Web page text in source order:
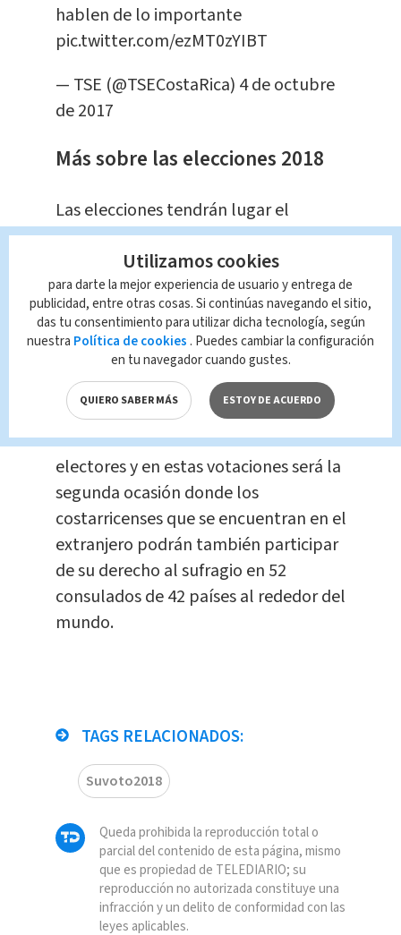
hablen de lo importante
pic.twitter.com/ezMT0zYIBT
— TSE (@TSECostaRica) 4 de octubre
de 2017
Más sobre las elecciones 2018
Las elecciones tendrán lugar el
próximo 4 de febrero en todo el país
desde las 06:00 a.m. y se extenderán
hasta las 06:00 p.m., donde los
electores tendrán un minuto y medio
para emitir su voto.
Según el TSE, el último corte
realizado hasta el 31 de agosto
sumaba 3 millones 313 mil 404
electores y en estas votaciones será la
segunda ocasión donde los
costarricenses que se encuentran en el
extranjero podrán también participar
de su derecho al sufragio en 52
consulados de 42 países al rededor del
mundo.
TAGS RELACIONADOS:
Suvoto2018
Queda prohibida la reproducción total o
parcial del contenido de esta página, mismo
que es propiedad de TELEDIARIO; su
reproducción no autorizada constituye una
infracción y un delito de conformidad con las
leyes aplicables.
Utilizamos cookies
para darte la mejor experiencia de usuario y entrega de
publicidad, entre otras cosas. Si continúas navegando el sitio,
das tu consentimiento para utilizar dicha tecnología, según
nuestra Política de cookies . Puedes cambiar la configuración
en tu navegador cuando gustes.
QUIERO SABER MÁS ESTOY DE ACUERDO